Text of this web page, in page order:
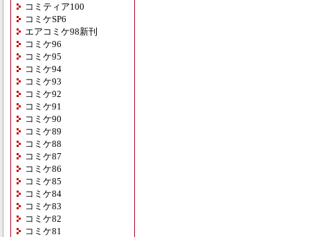
コミティア100
コミケSP6
エアコミケ98新刊
コミケ96
コミケ95
コミケ94
コミケ93
コミケ92
コミケ91
コミケ90
コミケ89
コミケ88
コミケ87
コミケ86
コミケ85
コミケ84
コミケ83
コミケ82
コミケ81